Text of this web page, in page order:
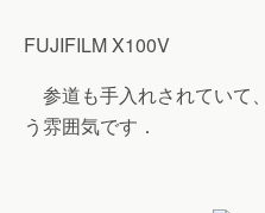
FUJIFILM X100V
参道も手入れされていて
う雰囲気です．